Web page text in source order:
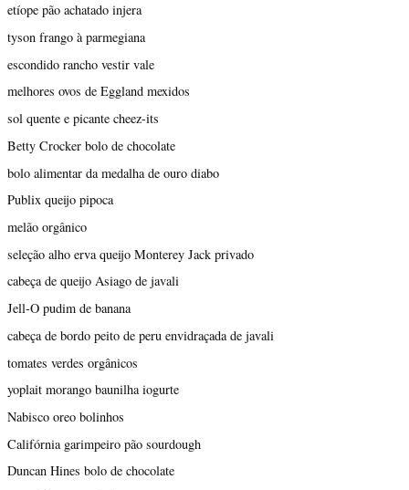
etíope pão achatado injera
tyson frango à parmegiana
escondido rancho vestir vale
melhores ovos de Eggland mexidos
sol quente e picante cheez-its
Betty Crocker bolo de chocolate
bolo alimentar da medalha de ouro diabo
Publix queijo pipoca
melão orgânico
seleção alho erva queijo Monterey Jack privado
cabeça de queijo Asiago de javali
Jell-O pudim de banana
cabeça de bordo peito de peru envidraçada de javali
tomates verdes orgânicos
yoplait morango baunilha iogurte
Nabisco oreo bolinhos
Califórnia garimpeiro pão sourdough
Duncan Hines bolo de chocolate